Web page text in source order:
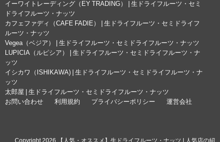
イーワイトレーディング（EY TRADING） | 生ドライフルーツ・セミ
ドライフルーツ・ナッツ
カフェファディ（CAFE FADIE） | 生ドライフルーツ・セミドライフ
ルーツ・ナッツ
Vegea（ベジア） | 生ドライフルーツ・セミドライフルーツ・ナッツ
LUPICIA（ルピシア） | 生ドライフルーツ・セミドライフルーツ・ナ
ッツ
イシカワ（ISHIKAWA) | 生ドライフルーツ・セミドライフルーツ・ナ
ッツ
太郎屋 | 生ドライフルーツ・セミドライフルーツ・ナッツ
お問い合わせ
利用規約 プライバシーポリシー 運営会社
© Copyright 2026 【人気・オススメ】生ドライフルーツ・ナッツ | 人気店の紹